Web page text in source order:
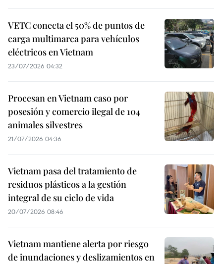
VETC conecta el 50% de puntos de
carga multimarca para vehículos
eléctricos en Vietnam
23/07/2026 04:32
Procesan en Vietnam caso por
posesión y comercio ilegal de 104
animales silvestres
21/07/2026 04:36
Vietnam pasa del tratamiento de
residuos plásticos a la gestión
integral de su ciclo de vida
20/07/2026 08:46
Vietnam mantiene alerta por riesgo
de inundaciones y deslizamientos en